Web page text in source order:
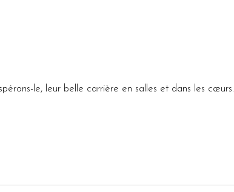
le, leur belle carrière en salles et dans les cœurs.